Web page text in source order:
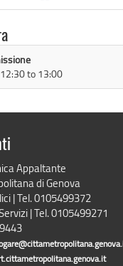
12:30to 13:00
Appaltante
di Genova
| Tel. 0105499372
| Tel. 0105499271